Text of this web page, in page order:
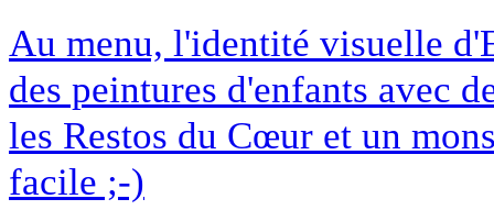
Au menu, l'identité visuelle
des peintures d'enfants avec
les Restos du Cœur et un
facile ;-)